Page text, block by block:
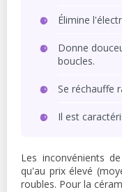
Élimine
Donne
boucles.
Se réchauffe
Il est
Les inconvénients
qu'au prix élevé
roubles. Pour la